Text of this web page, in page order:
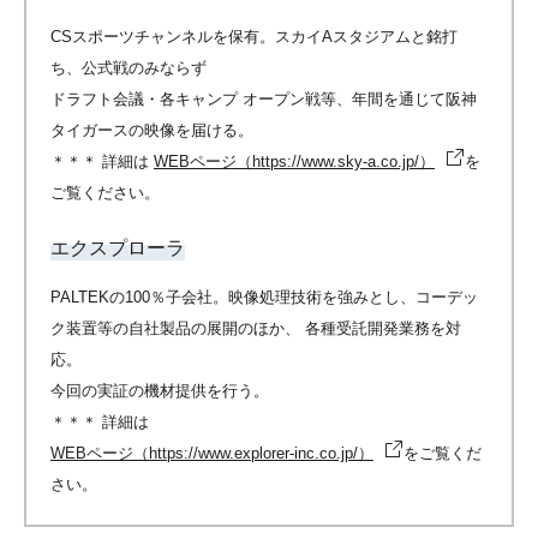
CSスポーツチャンネルを保有。スカイAスタジアムと銘打
ち、公式戦のみならず
ドラフト会議・各キャンプ オープン戦等、年間を通じて阪神
タイガースの映像を届ける。
＊＊＊ 詳細は WEBページ（https://www.sky-a.co.jp/）
を
ご覧ください。
エクスプローラ
PALTEKの100％子会社。映像処理技術を強みとし、コーデッ
ク装置等の自社製品の展開のほか、 各種受託開発業務を対
応。
今回の実証の機材提供を行う。
＊＊＊ 詳細は
WEBページ（https://www.explorer-inc.co.jp/）
をご覧くだ
さい。